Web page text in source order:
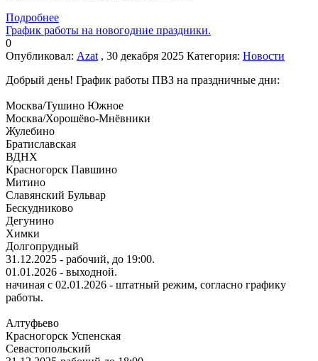
Подробнее
График работы на новогодние праздники.
0
Опубликовал: Azat , 30 декабря 2025 Категория: Новости
Добрый день! График работы ПВЗ на праздничные дни:
Москва/Тушино Южное
Москва/Хорошёво-Мнёвники
Жулебино
Братиславская
ВДНХ
Красногорск Павшино
Митино
Славянский Бульвар
Бескудниково
Дегунино
Химки
Долгопрудный
31.12.2025 - рабочий, до 19:00.
01.01.2026 - выходной.
начиная с 02.01.2026 - штатный режим, согласно графику
работы.
Алтуфьево
Красногорск Успенская
Севастопольский